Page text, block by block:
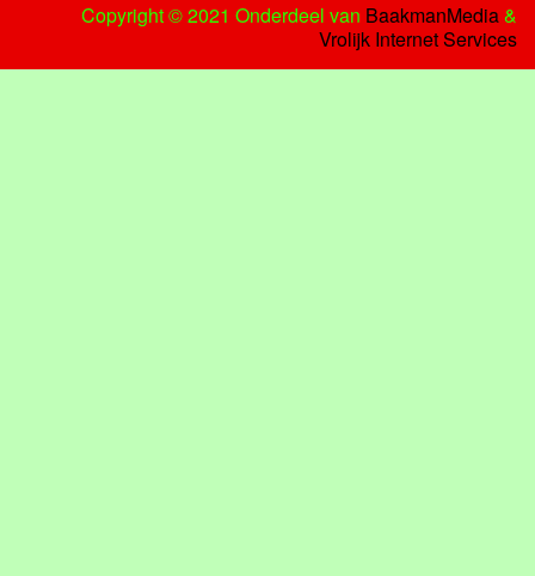
Copyright © 2021 Onderdeel van BaakmanMedia&
Vrolijk Internet Services